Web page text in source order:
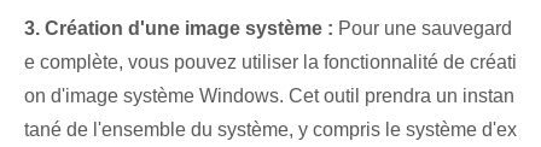
3. Création d'une image système : Pour une sauvegard
e complète, vous pouvez utiliser la fonctionnalité de créati
on d'image système Windows. Cet outil prendra un instan
tané de l'ensemble du système, y compris le système d'ex